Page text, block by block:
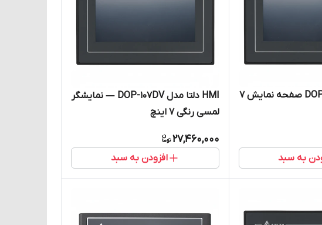
HMI دلتا DOP-107EV صفحه نمایش 7
به سبد
HMI دلتا مدل DOP-107DV — نمایشگر
لمسی رنگی ۷ اینچ
27,460,000
افزودن به سبد